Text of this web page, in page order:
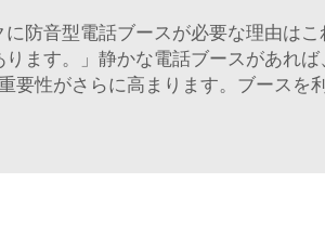
に防音型電話ブースが必要な理由は
ります。」静かな電話ブースがあれ
要性がさらに高まります。ブースを